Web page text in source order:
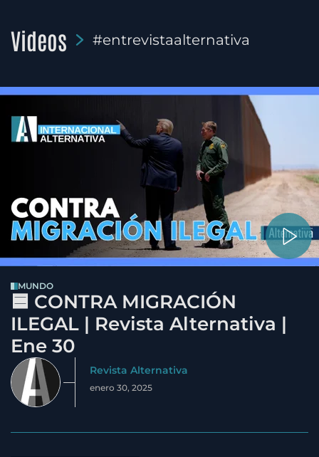
Videos #entrevistaalternativa
MUNDO
🟦 CONTRA MIGRACIÓN
ILEGAL | Revista Alternativa |
Ene 30
Revista Alternativa
enero 30, 2025